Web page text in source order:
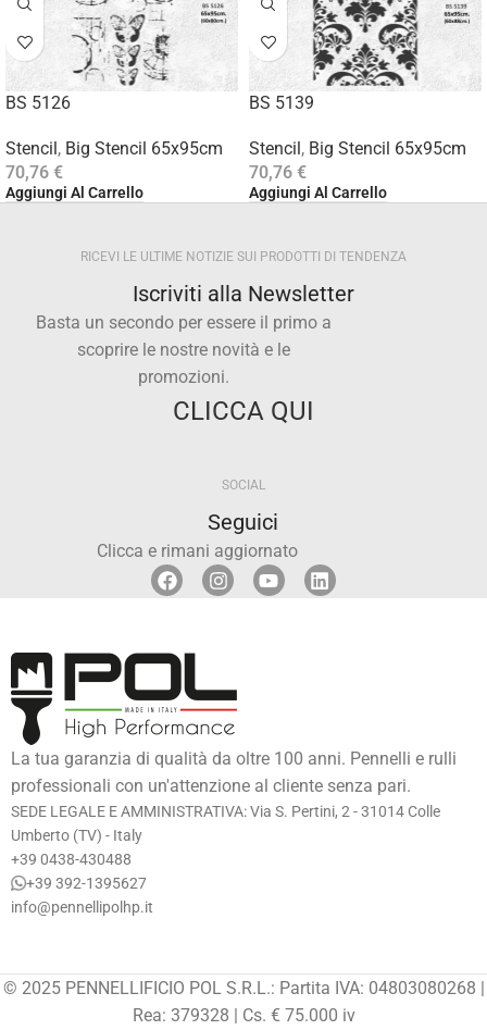
BS 5126
Stencil, Big Stencil 65x95cm
70,76 €
Aggiungi Al Carrello
BS 5139
Stencil, Big Stencil 65x95cm
70,76 €
Aggiungi Al Carrello
RICEVI LE ULTIME NOTIZIE SUI PRODOTTI DI TENDENZA
Iscriviti alla Newsletter
Basta un secondo per essere il primo a
scoprire le nostre novità e le
promozioni.
CLICCA QUI
SOCIAL
Seguici
Clicca e rimani aggiornato
La tua garanzia di qualità da oltre 100 anni. Pennelli e rulli
professionali con un'attenzione al cliente senza pari.
SEDE LEGALE E AMMINISTRATIVA: Via S. Pertini, 2 - 31014 Colle
Umberto (TV) - Italy
+39 0438-430488
+39 392-1395627
info@pennellipolhp.it
© 2025 PENNELLIFICIO POL S.R.L.: Partita IVA: 04803080268 |
Rea: 379328 | Cs. € 75.000 iv